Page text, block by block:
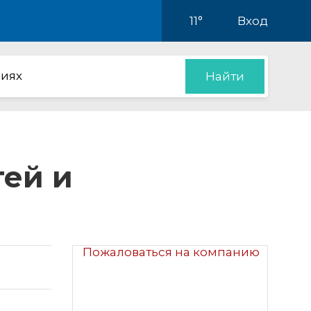
11° Вход
Найти
и
Пожаловаться на компанию